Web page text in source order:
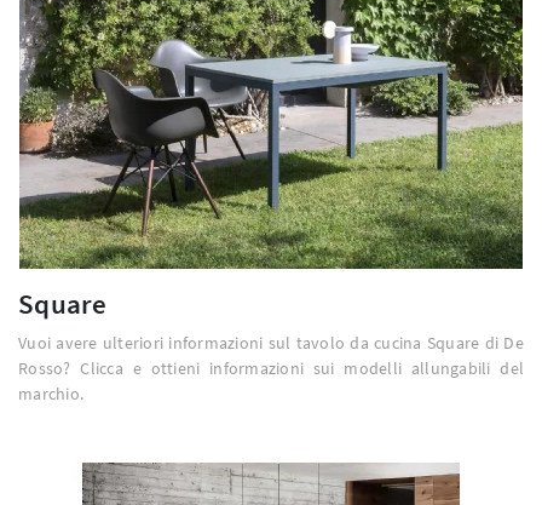
Square
Vuoi avere ulteriori informazioni sul tavolo da cucina Square di De
Rosso? Clicca e ottieni informazioni sui modelli allungabili del
marchio.